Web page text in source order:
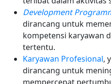
Development
dirancang untuk
kompetensi karyawan
tertentu.
Karyawan Profesional,
dirancang untuk